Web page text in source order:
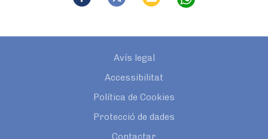
Avís legal
Accessibilitat
Política de Cookies
Protecció de dades
Contactar